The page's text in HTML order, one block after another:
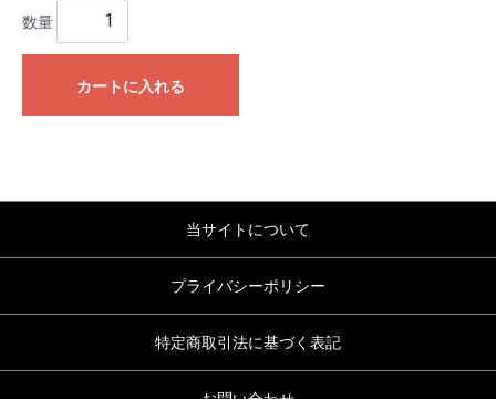
数量
カートに入れる
当サイトについて
プライバシーポリシー
特定商取引法に基づく表記